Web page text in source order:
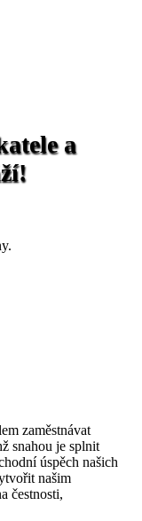
a
zaměstnávat
snahou je splnit
úspěch našich
našim
čestnosti,